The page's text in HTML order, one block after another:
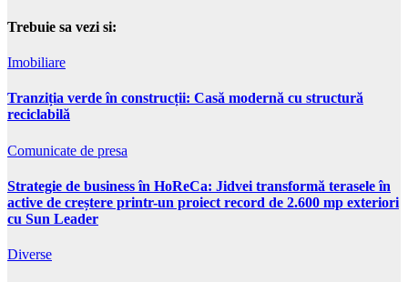
Trebuie sa vezi si:
Imobiliare
Tranziția verde în construcții: Casă modernă cu structură
reciclabilă
Comunicate de presa
Strategie de business în HoReCa: Jidvei transformă terasele în
active de creștere printr-un proiect record de 2.600 mp exteriori
cu Sun Leader
Diverse